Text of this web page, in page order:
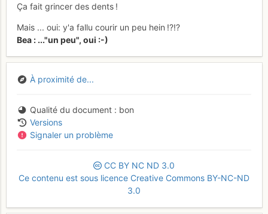
Ça fait grincer des dents !
Mais ... oui: y'a fallu courir un peu hein !?!?
Bea : ..."un peu", oui :-)
À proximité de...
Qualité du document
bon
Versions
Signaler un problème
CC BY NC ND 3.0
Ce contenu est sous licence Creative Commons BY-NC-ND
3.0